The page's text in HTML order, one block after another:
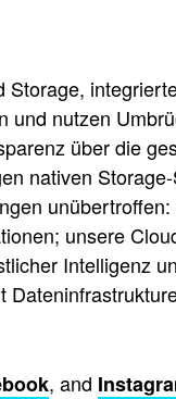
nutzen
über die
nativen
unsere
Intelligenz
, and